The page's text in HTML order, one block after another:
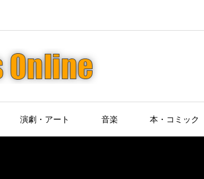
演劇・アート 音楽 本・コミック